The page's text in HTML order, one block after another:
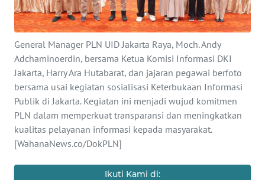
General Manager PLN UID Jakarta Raya, Moch. Andy
Adchaminoerdin, bersama Ketua Komisi Informasi DKI
Jakarta, Harry Ara Hutabarat, dan jajaran pegawai berfoto
bersama usai kegiatan sosialisasi Keterbukaan Informasi
Publik di Jakarta. Kegiatan ini menjadi wujud komitmen
PLN dalam memperkuat transparansi dan meningkatkan
kualitas pelayanan informasi kepada masyarakat.
[WahanaNews.co/DokPLN]
Ikuti Kami di:
SERBA-SERBI
PENDIDIKAN
OLAHRAGA
OPINI
EDITORIAL